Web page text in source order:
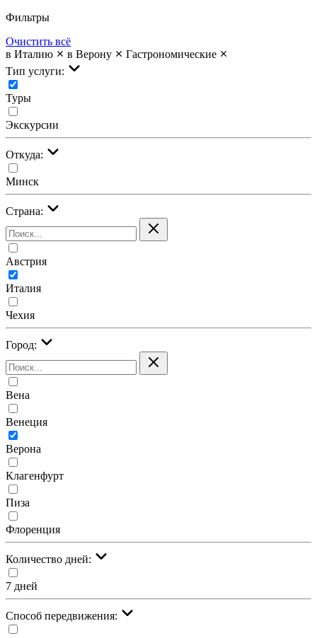
Фильтры
Очистить всё
в Италию
в Верону
Гастрономические
Тип услуги:
Туры
Экскурсии
Откуда:
Минск
Страна:
Австрия
Италия
Чехия
Город:
Вена
Венеция
Верона
Клагенфурт
Пиза
Флоренция
Количество дней:
7 дней
Cпособ передвижения: